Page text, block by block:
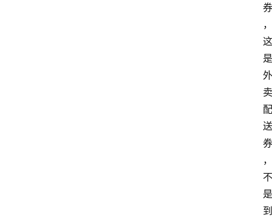
券
，
这
是
外
卖
配
送
券
，
不
是
到